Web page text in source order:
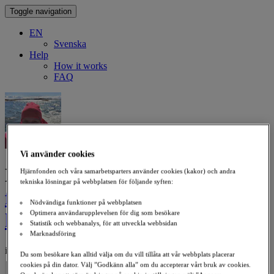
Toggle navigation
EN
Svenska
Help
How it works
FAQ
Donate toInsamling till
forskningen om ALS (en
hälsning till vår kollega Lotta)
in support of ALS
Select an Amount
Vi använder cookies
Hjärnfonden och våra samarbetsparters använder cookies (kakor) och andra
tekniska lösningar på webbplatsen för följande syften:
Nödvändiga funktioner på webbplatsen
Optimera användarupplevelsen för dig som besökare
Statistik och webbanalys, för att utveckla webbsidan
Marknadsföring
Du som besökare kan alltid välja om du vill tillåta att vår webbplats placerar
cookies på din dator. Välj ”Godkänn alla” om du accepterar vårt bruk av cookies.